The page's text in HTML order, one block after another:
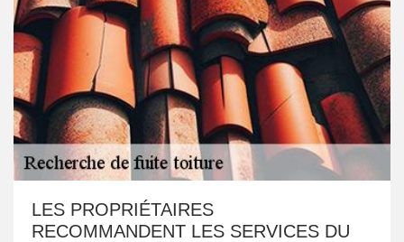
LES PROPRIÉTAIRES
RECOMMANDENT LES SERVICES DU